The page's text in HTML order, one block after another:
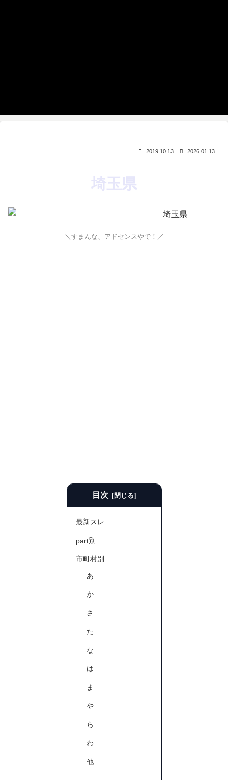
2019.10.13 2026.01.13
埼玉県
＼すまんな、アドセンスやで！／
目次
最新スレ
part別
市町村別
あ
か
さ
た
な
は
ま
や
ら
わ
他